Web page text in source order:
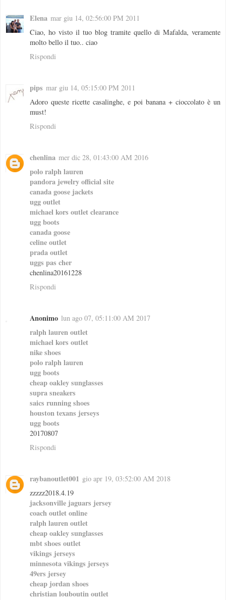
Elena mar giu 14, 02:56:00 PM 2011
Ciao, ho visto il tuo blog tramite quello di Mafalda, veramente
molto bello il tuo.. ciao
Rispondi
pips mar giu 14, 05:15:00 PM 2011
Adoro queste ricette casalinghe, e poi banana + cioccolato è un
must!
Rispondi
chenlina mer dic 28, 01:43:00 AM 2016
polo ralph lauren
pandora jewelry official site
canada goose jackets
ugg outlet
michael kors outlet clearance
ugg boots
canada goose
celine outlet
prada outlet
uggs pas cher
chenlina20161228
Rispondi
Anonimo lun ago 07, 05:11:00 AM 2017
ralph lauren outlet
michael kors outlet
nike shoes
polo ralph lauren
ugg boots
cheap oakley sunglasses
supra sneakers
saics running shoes
houston texans jerseys
ugg boots
20170807
Rispondi
raybanoutlet001 gio apr 19, 03:52:00 AM 2018
zzzzz2018.4.19
jacksonville jaguars jersey
coach outlet online
ralph lauren outlet
cheap oakley sunglasses
mbt shoes outlet
vikings jerseys
minnesota vikings jerseys
49ers jersey
cheap jordan shoes
christian louboutin outlet